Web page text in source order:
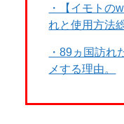
・【イモトの
れと使用方法
・89ヵ国訪れ
メする理由。